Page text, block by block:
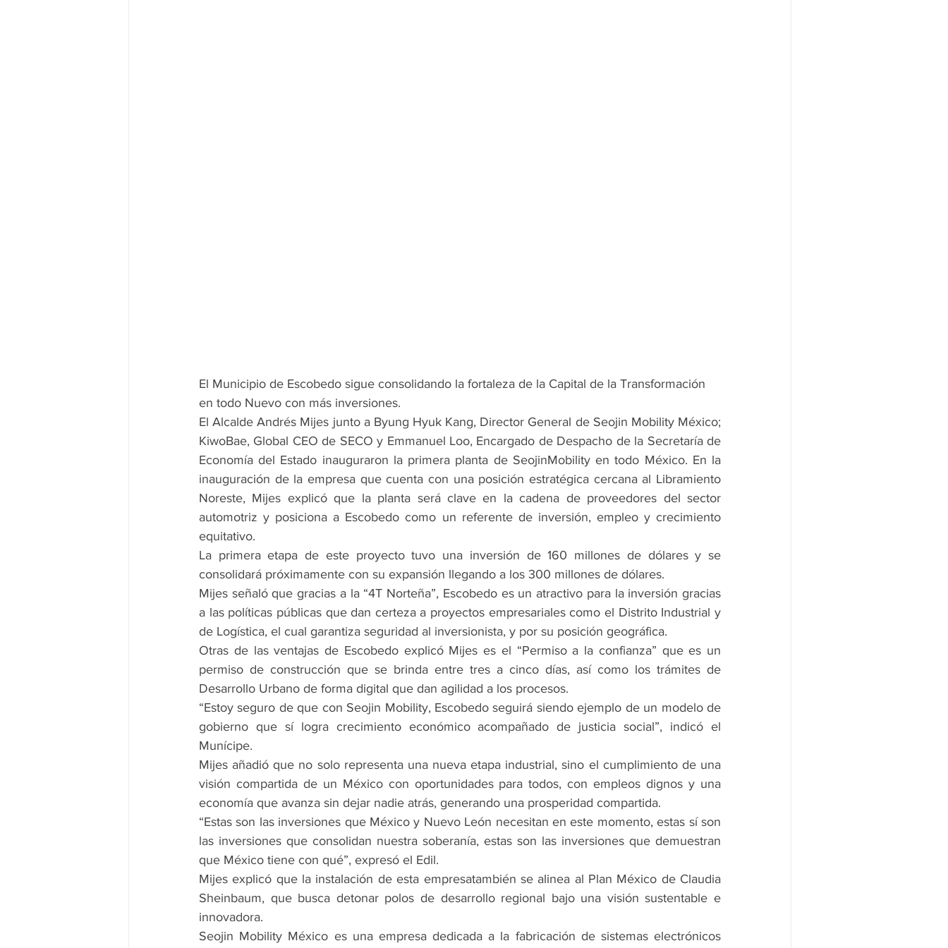
El Municipio de Escobedo sigue consolidando la fortaleza de la Capital de la Transformación
en todo Nuevo con más inversiones.
El Alcalde Andrés Mijes junto a Byung Hyuk Kang, Director General de Seojin Mobility México;
KiwoBae, Global CEO de SECO y Emmanuel Loo, Encargado de Despacho de la Secretaría de
Economía del Estado inauguraron la primera planta de SeojinMobility en todo México. En la
inauguración de la empresa que cuenta con una posición estratégica cercana al Libramiento
Noreste, Mijes explicó que la planta será clave en la cadena de proveedores del sector
automotriz y posiciona a Escobedo como un referente de inversión, empleo y crecimiento
equitativo.
La primera etapa de este proyecto tuvo una inversión de 160 millones de dólares y se
consolidará próximamente con su expansión llegando a los 300 millones de dólares.
Mijes señaló que gracias a la “4T Norteña”, Escobedo es un atractivo para la inversión gracias
a las políticas públicas que dan certeza a proyectos empresariales como el Distrito Industrial y
de Logística, el cual garantiza seguridad al inversionista, y por su posición geográfica.
Otras de las ventajas de Escobedo explicó Mijes es el “Permiso a la confianza” que es un
permiso de construcción que se brinda entre tres a cinco días, así como los trámites de
Desarrollo Urbano de forma digital que dan agilidad a los procesos.
“Estoy seguro de que con Seojin Mobility, Escobedo seguirá siendo ejemplo de un modelo de
gobierno que sí logra crecimiento económico acompañado de justicia social”, indicó el
Munícipe.
Mijes añadió que no solo representa una nueva etapa industrial, sino el cumplimiento de una
visión compartida de un México con oportunidades para todos, con empleos dignos y una
economía que avanza sin dejar nadie atrás, generando una prosperidad compartida.
“Estas son las inversiones que México y Nuevo León necesitan en este momento, estas sí son
las inversiones que consolidan nuestra soberanía, estas son las inversiones que demuestran
que México tiene con qué”, expresó el Edil.
Mijes explicó que la instalación de esta empresatambién se alinea al Plan México de Claudia
Sheinbaum, que busca detonar polos de desarrollo regional bajo una visión sustentable e
innovadora.
Seojin Mobility México es una empresa dedicada a la fabricación de sistemas electrónicos